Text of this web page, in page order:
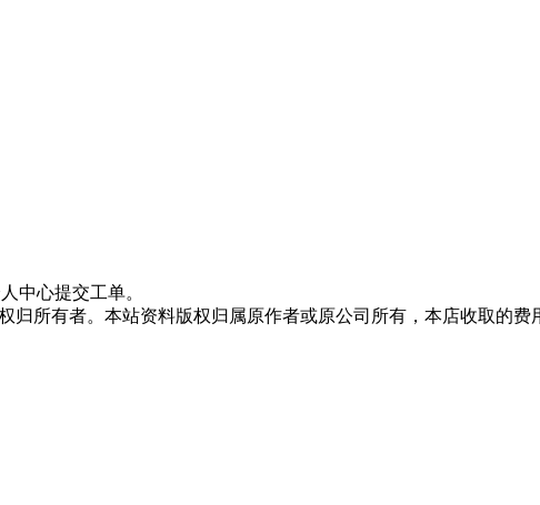
中心提交工单。
所有者。本站资料版权归属原作者或原公司所有，本店收取的费